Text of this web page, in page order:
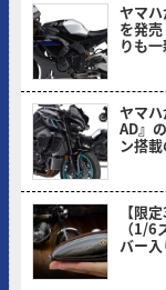
ヤマ
を発
りも
ヤマ
AD』
ン搭
【限
（1/6
バー入